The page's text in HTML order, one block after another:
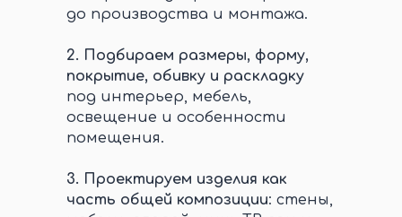
до производства и монтажа.
2. Подбираем размеры, форму,
покрытие, обивку и раскладку
под интерьер, мебель,
освещение и особенности
помещения.
3. Проектируем изделия как
часть общей композиции: стены,